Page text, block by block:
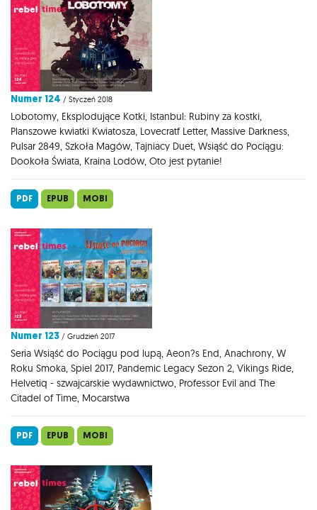
Numer 124 / Styczeń 2018
Lobotomy, Eksplodujące Kotki, Istanbul: Rubiny za kostki,
Planszowe kwiatki Kwiatosza, Lovecratf Letter, Massive Darkness,
Pulsar 2849, Szkoła Magów, Tajniacy Duet, Wsiąść do Pociągu:
Dookoła Świata, Kraina Lodów, Oto jest pytanie!
PDF EPUB MOBI
Numer 123 / Grudzień 2017
Seria Wsiąść do Pociągu pod lupą, Aeon?s End, Anachrony, W
Roku Smoka, Spiel 2017, Pandemic Legacy Sezon 2, Vikings Ride,
Helvetiq - szwajcarskie wydawnictwo, Professor Evil and The
Citadel of Time, Mocarstwa
PDF EPUB MOBI